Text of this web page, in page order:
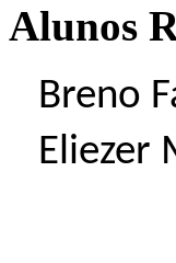
Alunos
Breno
Eliezer